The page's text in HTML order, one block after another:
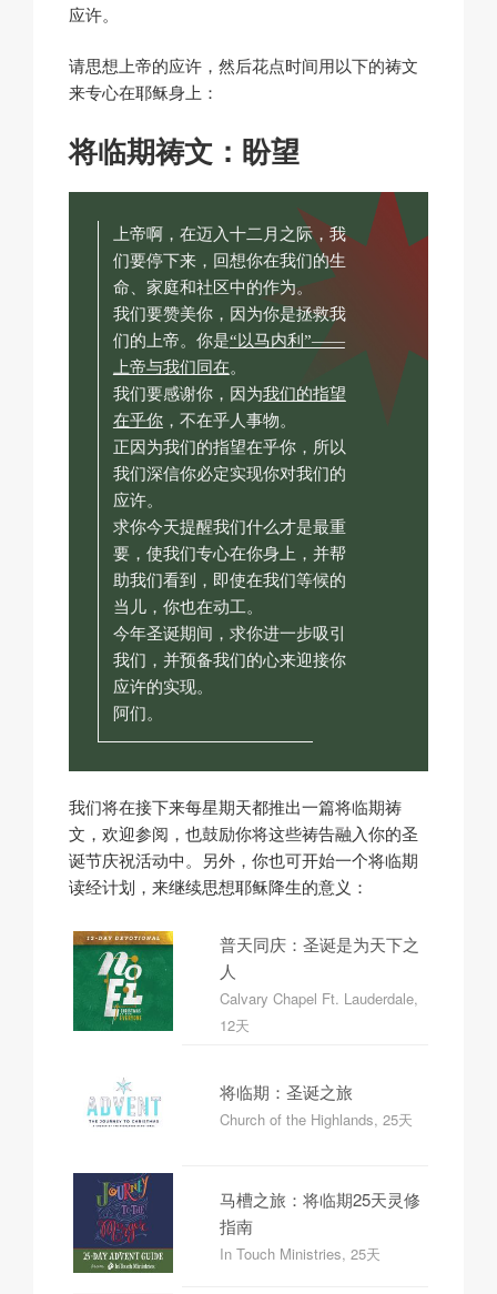
应许。
请思想上帝的应许，然后花点时间用以下的祷文
来专心在耶稣身上：
将临期祷文：盼望
上帝啊，在迈入十二月之际，我
们要停下来，回想你在我们的生
命、家庭和社区中的作为。
我们要赞美你，因为你是拯救我
们的上帝。你是“以马内利”——
上帝与我们同在。
我们要感谢你，因为我们的指望
在乎你，不在乎人事物。
正因为我们的指望在乎你，所以
我们深信你必定实现你对我们的
应许。
求你今天提醒我们什么才是最重
要，使我们专心在你身上，并帮
助我们看到，即使在我们等候的
当儿，你也在动工。
今年圣诞期间，求你进一步吸引
我们，并预备我们的心来迎接你
应许的实现。
阿们。
我们将在接下来每星期天都推出一篇将临期祷
文，欢迎参阅，也鼓励你将这些祷告融入你的圣
诞节庆祝活动中。另外，你也可开始一个将临期
读经计划，来继续思想耶稣降生的意义：
普天同庆：圣诞是为天下之
人
Calvary Chapel Ft. Lauderdale,
12天
将临期：圣诞之旅
Church of the Highlands, 25天
马槽之旅：将临期25天灵修
指南
In Touch Ministries, 25天